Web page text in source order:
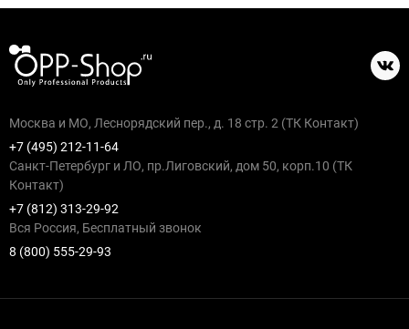
Москва и МО, Леснорядский пер., д. 18 стр. 2 (ТК Контакт)
+7 (495) 212-11-64
Санкт-Петербург и ЛО, пр.Лиговский, дом 50, корп.10 (ТК
Контакт)
+7 (812) 313-29-92
Вся Россия, Бесплатный звонок
8 (800) 555-29-93